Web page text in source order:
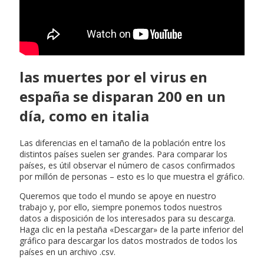
las muertes por el virus en
españa se disparan 200 en un
día, como en italia
Las diferencias en el tamaño de la población entre los
distintos países suelen ser grandes. Para comparar los
países, es útil observar el número de casos confirmados
por millón de personas – esto es lo que muestra el gráfico.
Queremos que todo el mundo se apoye en nuestro
trabajo y, por ello, siempre ponemos todos nuestros
datos a disposición de los interesados para su descarga.
Haga clic en la pestaña «Descargar» de la parte inferior del
gráfico para descargar los datos mostrados de todos los
países en un archivo .csv.